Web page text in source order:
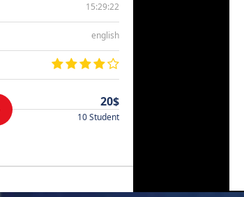
15:29:22
english
20$
10 Student